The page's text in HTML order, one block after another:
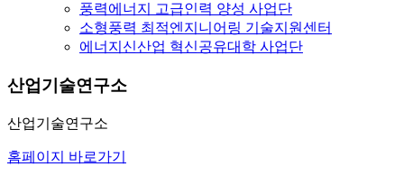
풍력에너지 고급인력 양성 사업단
소형풍력 최적엔지니어링 기술지원센터
에너지신산업 혁신공유대학 사업단
산업기술연구소
산업기술연구소
홈페이지 바로가기